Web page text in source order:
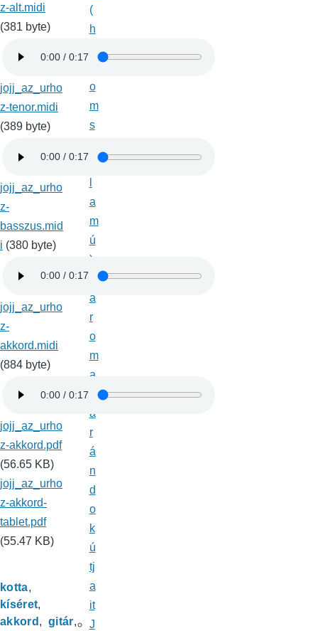
z-alt.midi
(381 byte)
jojj_az_urho
z-tenor.midi
(389 byte)
jojj_az_urho
z-
basszus.mid
i (380 byte)
jojj_az_urho
z-
akkord.midi
(884 byte)
jojj_az_urho
z-akkord.pdf
(56.65 KB)
jojj_az_urho
z-akkord-
tablet.pdf
(55.47 KB)
kotta
kíséret
akkord
gitár
(
h
o
m
s
a
m
ú
)
á
r
o
m
a
a
r
á
n
d
o
k
ú
tj
a
it
J